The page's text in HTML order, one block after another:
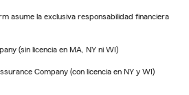
asume la exclusiva responsabilidad financiera
(sin licencia en MA, NY ni WI)
Company (con licencia en NY y WI)